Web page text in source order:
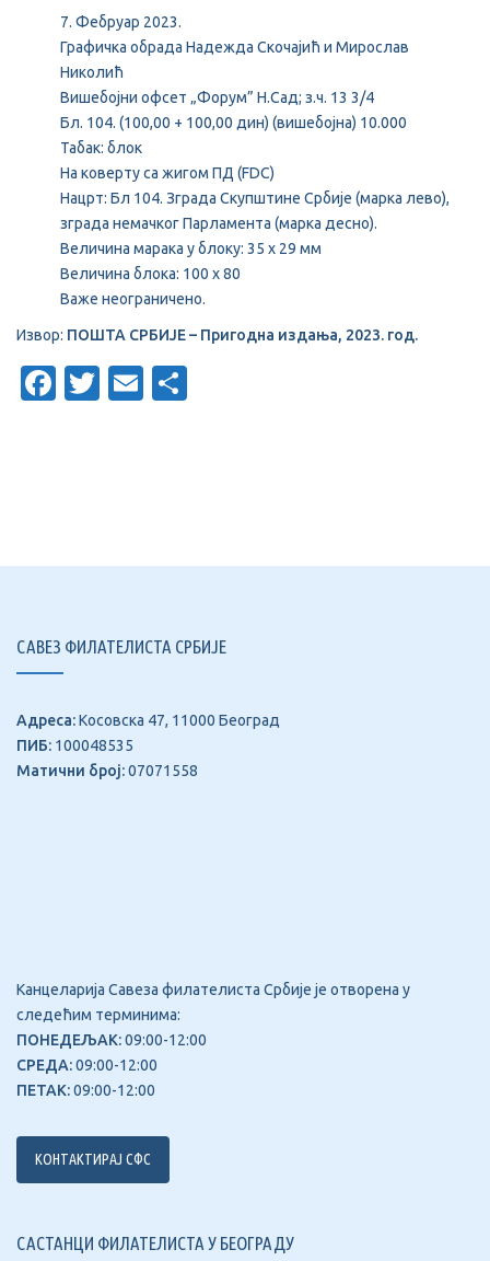
7. Фебруар 2023.
Графичка обрада Надежда Скочајић и Мирослав
Николић
Вишебојни офсет „Форум” Н.Сад; з.ч. 13 3/4
Бл. 104. (100,00 + 100,00 дин) (вишебојна) 10.000
Табак: блок
На коверту са жигом ПД (FDC)
Нацрт: Бл 104. Зграда Скупштине Србије (марка лево),
зграда немачког Парламента (марка десно).
Величина марака у блоку: 35 x 29 мм
Величина блока: 100 x 80
Важе неограничено.
Извор: ПОШТА СРБИЈЕ – Пригодна издања, 2023. год.
Facebook
Twitter
Email
САВЕЗ ФИЛАТЕЛИСТА СРБИЈЕ
Адреса:Косовска 47, 11000 Београд
ПИБ: 100048535
Матични број:07071558
Канцеларија Савеза филателиста Србије је отворена у
следећим терминима:
ПОНЕДЕЉАК:09:00-12:00
СРЕДА:09:00-12:00
ПЕТАК:09:00-12:00
КОНТАКТИРАЈ СФС
САСТАНЦИ ФИЛАТЕЛИСТА У БЕОГРАДУ